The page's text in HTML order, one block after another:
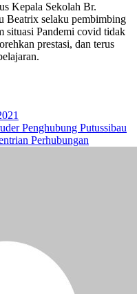
Kepala Sekolah Br.
selaku pembimbing
situasi Pandemi covid tidak
prestasi, dan terus
Penghubung Putussibau
Perhubungan